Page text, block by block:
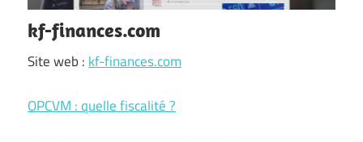
kf-finances.com
Site web :kf-finances.com
​OPCVM : quelle fiscalité ?